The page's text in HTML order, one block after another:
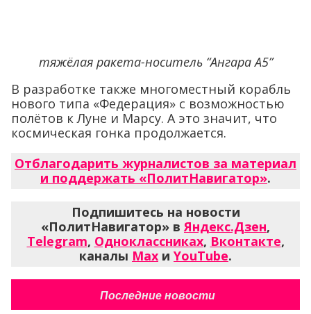
тяжёлая ракета-носитель “Ангара А5”
В разработке также многоместный корабль
нового типа «Федерация» с возможностью
полётов к Луне и Марсу. А это значит, что
космическая гонка продолжается.
Отблагодарить журналистов за материал
и поддержать «ПолитНавигатор».
Подпишитесь на новости
«ПолитНавигатор» вЯндекс.Дзен,
Telegram, Одноклассниках, Вконтакте,
каналы Max и YouTube.
Последние новости